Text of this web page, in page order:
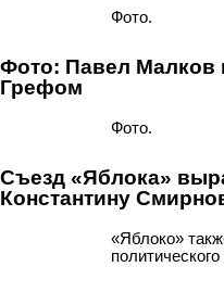
Фото.
Фото: Павел Малков
Грефом
Фото.
Съезд «Яблока»
Константину
«Яблоко»